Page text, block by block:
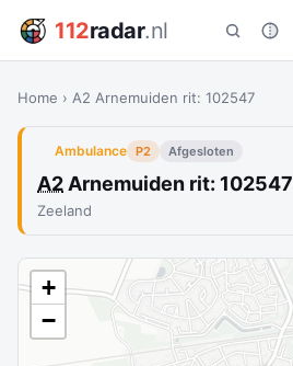
112radar.nl
Home › A2 Arnemuiden rit: 102547
Ambulance P2 Afgesloten
A2 Arnemuiden rit: 102547
Zeeland
+
−